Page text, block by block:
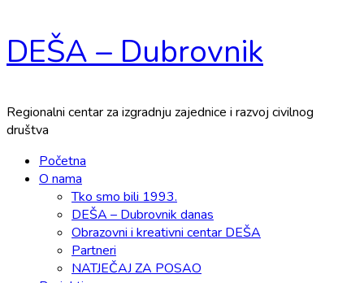
Skip
to
DEŠA – Dubrovnik
Regionalni centar za izgradnju zajednice i razvoj civilnog
društva
Primary
Menu
Početna
O nama
Tko smo bili 1993.
DEŠA – Dubrovnik danas
Obrazovni i kreativni centar DEŠA
Partneri
NATJEČAJ ZA POSAO